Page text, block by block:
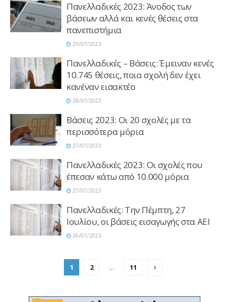
Πανελλαδικές 2023: Άνοδος των
βάσεων αλλά και κενές θέσεις στα
πανεπιστήμια
29/07/2023
Πανελλαδικές – Βάσεις: Έμειναν κενές
10.745 θέσεις, ποια σχολή δεν έχει
κανέναν εισακτέο
28/07/2023
Βάσεις 2023: Οι 20 σχολές με τα
περισσότερα μόρια
27/07/2023
Πανελλαδικές 2023: Οι σχολές που
έπεσαν κάτω από 10.000 μόρια
27/07/2023
Πανελλαδικές: Tην Πέμπτη, 27
Ιουλίου, οι βάσεις εισαγωγής στα ΑΕΙ
26/07/2023
1 2 … 11